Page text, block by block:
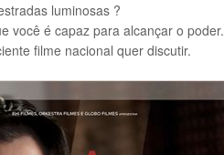
s luminosas ?
você é capaz para alcançar o poder.
filme nacional quer discutir.